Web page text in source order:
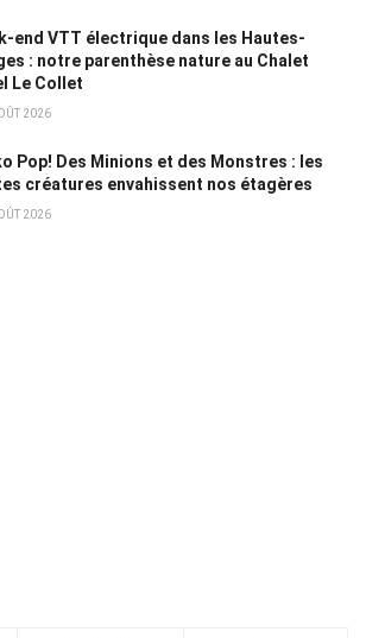
end VTT électrique dans les Hautes-
: notre parenthèse nature au Chalet
Le Collet
2026
Pop! Des Minions et des Monstres : les
créatures envahissent nos étagères
2026